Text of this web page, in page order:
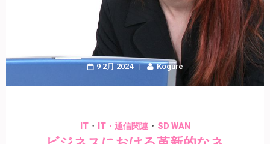
9 2月 2024 Kogure
IT・ IT・通信関連・ SD WAN